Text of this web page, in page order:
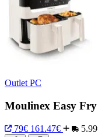
Outlet PC
Moulinex Easy
79€ 161.47€